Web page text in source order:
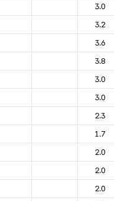
3.0
3.2
3.6
3.8
3.0
3.0
2.3
1.7
2.0
2.0
2.0